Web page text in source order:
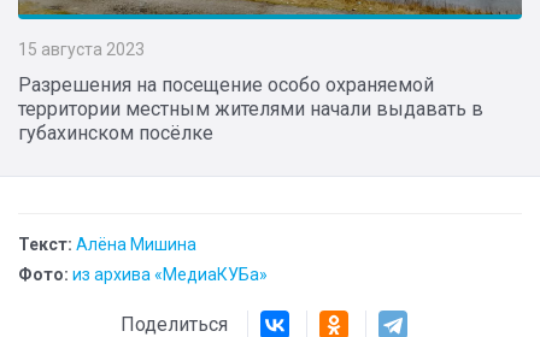
15 августа 2023
Разрешения на посещение особо охраняемой
территории местным жителями начали выдавать в
губахинском посёлке
Текст: Алёна Мишина
Фото: из архива «МедиаКУБа»
Поделиться